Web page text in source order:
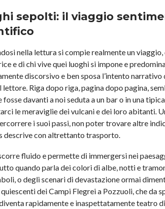
sepolti: il viaggio
nella lettura si compie realmente un
e di chi vive quei luoghi si impone e
discorsivo e ben sposa l’intento
Riga dopo riga, pagina dopo pagina,
fosse davanti a noi seduta a un bar o in una
le meraviglie dei vulcani e dei loro abitanti.
i suoi passi, non poter trovare altre
descrive con altrettanto trasporto.
fluido e permette di immergersi nei
quando parla dei colori di albe, notti e
o degli scenari di devastazione ormai
dei Campi Flegrei a Pozzuoli, che da
rapidamente e inaspettatamente teatro